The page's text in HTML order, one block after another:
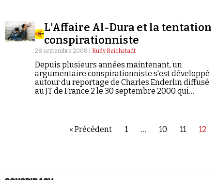
L'Affaire Al-Dura et la tentation
conspirationniste
28 septembre 2008 | Rudy Reichstadt
Depuis plusieurs années maintenant, un
argumentaire conspirationniste s'est développé
autour du reportage de Charles Enderlin diffusé
au JT de France 2 le 30 septembre 2000 qui
mortellement touché.
« Précédent 1 … 10 11 12